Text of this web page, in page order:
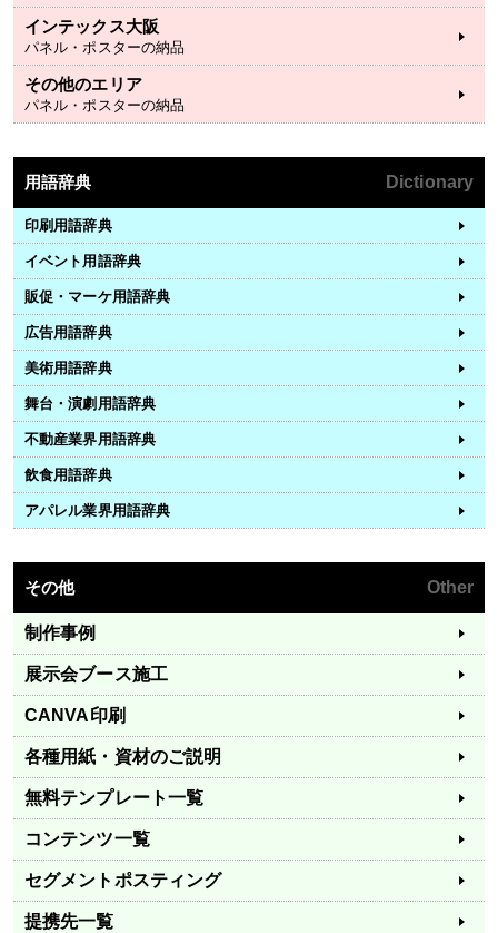
インテックス大阪
パネル・ポスターの納品
その他のエリア
パネル・ポスターの納品
用語辞典 Dictionary
印刷用語辞典
イベント用語辞典
販促・マーケ用語辞典
広告用語辞典
美術用語辞典
舞台・演劇用語辞典
不動産業界用語辞典
飲食用語辞典
アパレル業界用語辞典
その他 Other
制作事例
展示会ブース施工
CANVA印刷
各種用紙・資材のご説明
無料テンプレート一覧
コンテンツ一覧
セグメントポスティング
提携先一覧